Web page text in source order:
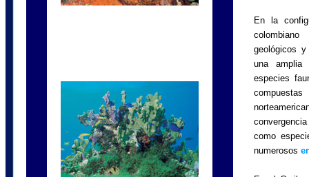
En la
geológicos
una amplia
especies
como
numerosos